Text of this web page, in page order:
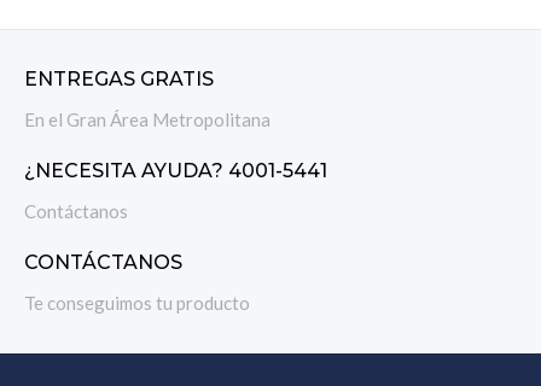
ENTREGAS GRATIS
En el Gran Área Metropolitana
¿NECESITA AYUDA? 4001-5441
Contáctanos
CONTÁCTANOS
Te conseguimos tu producto